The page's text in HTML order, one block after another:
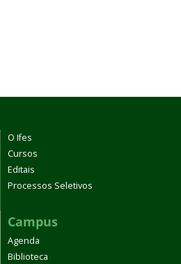
O Ifes
Cursos
Editais
Processos Seletivos
Campus
Agenda
Biblioteca